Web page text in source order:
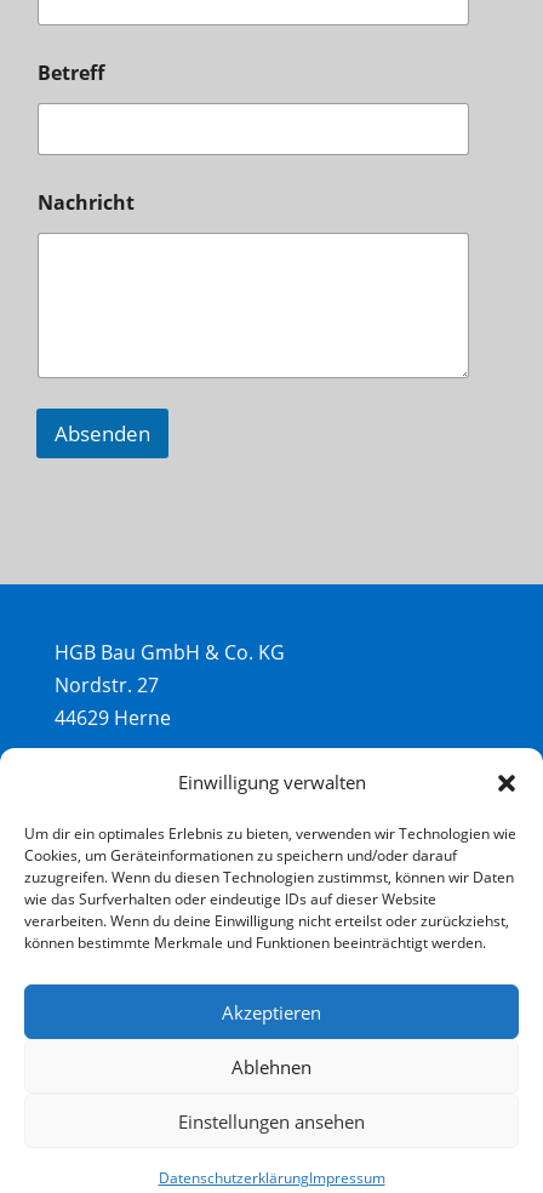
Einwilligung verwalten
Um dir ein optimales Erlebnis zu bieten, verwenden wir Technologien wie
Cookies, um Geräteinformationen zu speichern und/oder darauf
zuzugreifen. Wenn du diesen Technologien zustimmst, können wir Daten
wie das Surfverhalten oder eindeutige IDs auf dieser Website
verarbeiten. Wenn du deine Einwilligung nicht erteilst oder zurückziehst,
können bestimmte Merkmale und Funktionen beeinträchtigt werden.
Akzeptieren
Ablehnen
Einstellungen ansehen
DatenschutzerklärungImpressum
Betreff
Nachricht
Absenden
HGB Bau GmbH & Co. KG
Nordstr. 27
44629 Herne
Ansprechpartner:
Dipl.-Ing. - Baubiologe IBN
Frank Windmöller
info@haus-und-gewerbebau.de
©2025 |Impressum|Datenschutz